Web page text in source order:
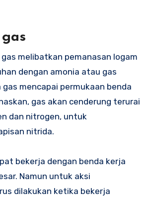
melibatkan pemanasan logam
dengan amonia atau gas
mencapai permukaan benda
gas akan cenderung terurai
dan nitrogen, untuk
nitrida.
bekerja dengan benda kerja
Namun untuk aksi
dilakukan ketika bekerja